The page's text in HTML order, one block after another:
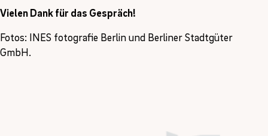
Vielen Dank für das Gespräch!
Fotos: INES fotografie Berlin und Berliner Stadtgüter
GmbH.